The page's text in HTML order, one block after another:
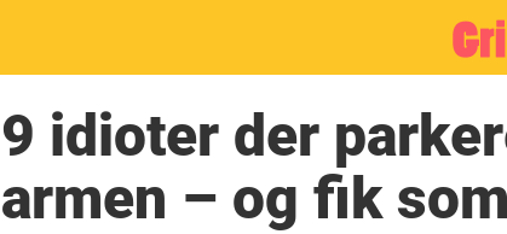
9 idioter der
armen – og fik